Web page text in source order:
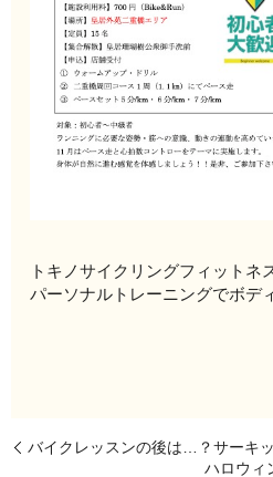
トキノサイクリングフィット
パーソナルトレーニングでボデ
バイクレッスンの後は…？サーキ
ハロウィ